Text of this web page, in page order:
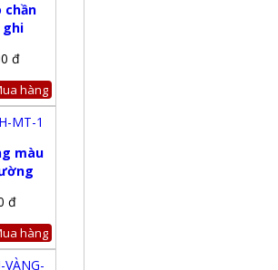
chần
ghi
đ
hàng
màu
đ
hàng